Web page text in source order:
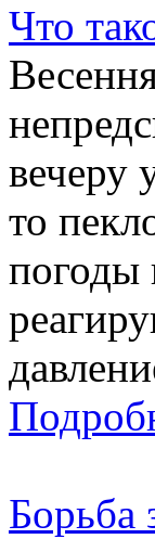
Что
вечеру
то
погоды
Борьба